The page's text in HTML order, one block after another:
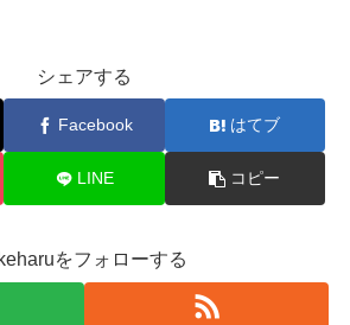
シェアする
Facebook はてブ
LINE コピー
をフォローする